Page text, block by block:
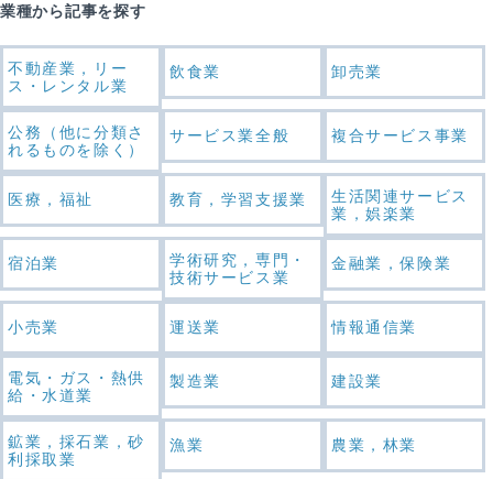
業種から記事を探す
不動産業，リー
ス・レンタル業
飲食業 卸売業
公務（他に分類さ
れるものを除く）
サービス業全般 複合サービス事業
医療，福祉 教育，学習支援業
生活関連サービス
業，娯楽業
宿泊業
学術研究，専門・
技術サービス業
金融業，保険業
小売業 運送業 情報通信業
電気・ガス・熱供
給・水道業
製造業 建設業
鉱業，採石業，砂
利採取業
漁業 農業，林業